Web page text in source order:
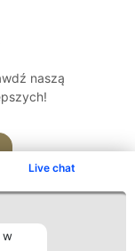
Live chat
w
naszą